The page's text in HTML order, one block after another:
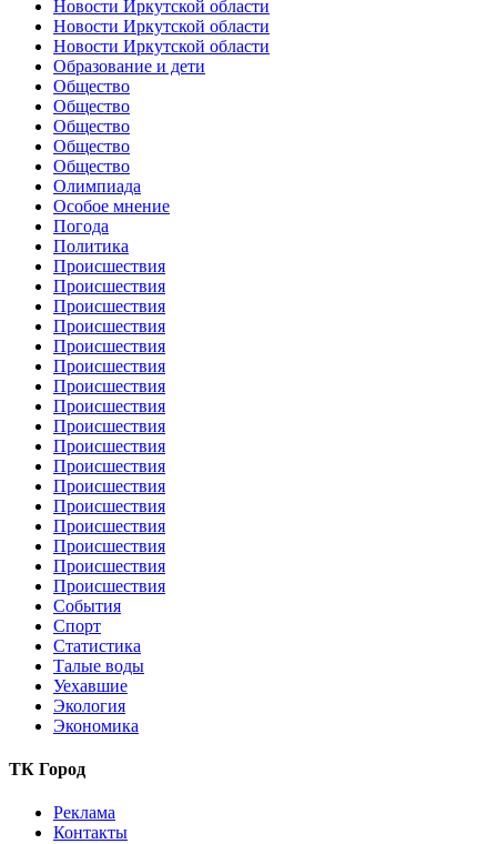
Новости Иркутской области
Новости Иркутской области
Новости Иркутской области
Образование и дети
Общество
Общество
Общество
Общество
Общество
Олимпиада
Особое мнение
Погода
Политика
Происшествия
Происшествия
Происшествия
Происшествия
Происшествия
Происшествия
Происшествия
Происшествия
Происшествия
Происшествия
Происшествия
Происшествия
Происшествия
Происшествия
Происшествия
Происшествия
Происшествия
События
Спорт
Статистика
Талые воды
Уехавшие
Экология
Экономика
ТК Город
Реклама
Контакты